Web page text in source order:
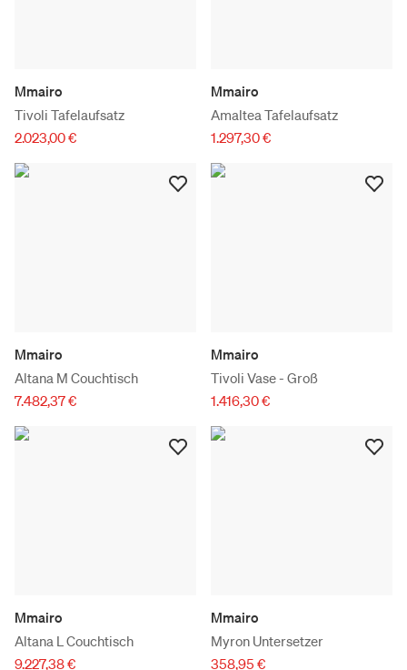
Mmairo
Tivoli Tafelaufsatz
2.023,00 €
Mmairo
Amaltea Tafelaufsatz
1.297,30 €
Mmairo
Altana M Couchtisch
7.482,37 €
Mmairo
Tivoli Vase - Groß
1.416,30 €
Mmairo
Altana L Couchtisch
9.227,38 €
Mmairo
Myron Untersetzer
358,95 €